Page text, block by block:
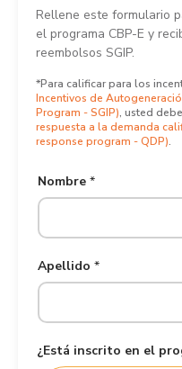
p
e
l
l
i
d
o
s
c
t
o
n
c
Rellene este formulario
el programa CBP-E y
reembolsos SGIP.
*Para calificar para los
Incentivos de
Program - SGIP), usted
respuesta a la demanda
response program - QDP).
Nombre *
Apellido *
¿Está inscrito en el